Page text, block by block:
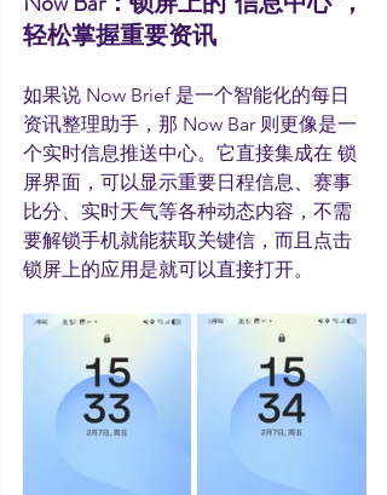
轻松掌握重要资讯
如果说 Now Brief 是一个智能化的每日
资讯整理助手，那 Now Bar 则更像是一
个实时信息推送中心。它直接集成在 锁
屏界面，可以显示重要日程信息、赛事
比分、实时天气等各种动态内容，不需
要解锁手机就能获取关键信，而且点击
锁屏上的应用是就可以直接打开。